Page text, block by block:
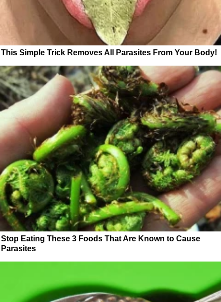
This Simple Trick Removes All Parasites From Your Body!
Stop Eating These 3 Foods That Are Known to Cause
Parasites